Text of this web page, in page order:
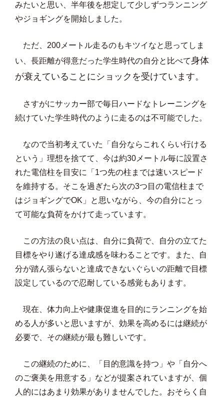
みたいと思い、半年後を想定して少しずつランニング
やジョギングを開始しました。
ただ、200メートル走るのもキツイなと思ってしま
い、長距離が得意だった学生時代の自分と比べて身体
が衰えていることにショックを受けています。
さすがにサッカー部で毎日ハードなトレーニングを
続けていた学生時代のように走るのは不可能でした。
なので当初考えていた「自分ならこれくらい行ける
という」理想を捨てて、今は約30メートル毎に設置さ
れた電信柱を目安に「1つ先の柱までは速いスピード
を維持する。そこを過ぎたら次の3つ目の電信柱まで
はジョギングでOK」と思いながら、今の自分にとっ
て可能な負荷をかけて走っています。
この方法の良い点は、自分に負荷で、自分の立てた
目標をやり遂げる達成感を味わることです。また、自
分が踏ん張らないと達成できないぐらいの距離で目標
設定しているので忍耐している感覚もあります。
現在、体力向上や健康促進を目的にランニングを始
める人が多いと思いますが、効果を高めるには継続が
必要で、その継続が最も難しいです。
この継続のために、「目的意識を持つ」や「自分へ
のご褒美を用意する」などが提案されていますが、個
人的にはあまり効果がありませんでした。おそらく自